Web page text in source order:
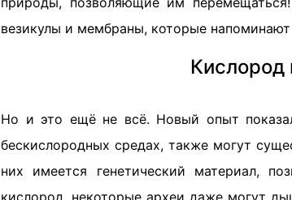
везикулы и мембраны, которые
Но и это ещё не всё. Новый опыт
бескислородных средах, также могут
них имеется генетический материал,
кислород, некоторые археи даже могут